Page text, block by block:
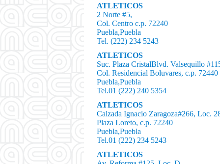
ATLETICOS
2 Norte #5,
Col. Centro c.p. 72240
Puebla,Puebla
Tel. (222) 234 5243
ATLETICOS
Suc. Plaza CristalBlvd. Valsequillo
Col. Residencial Boluvares, c.p. 72440
Puebla,Puebla
Tel.01 (222) 240 5354
ATLETICOS
Calzada Ignacio Zaragoza#266, Loc.
Plaza Loreto, c.p. 72240
Puebla,Puebla
Tel.01 (222) 234 5243
ATLETICOS